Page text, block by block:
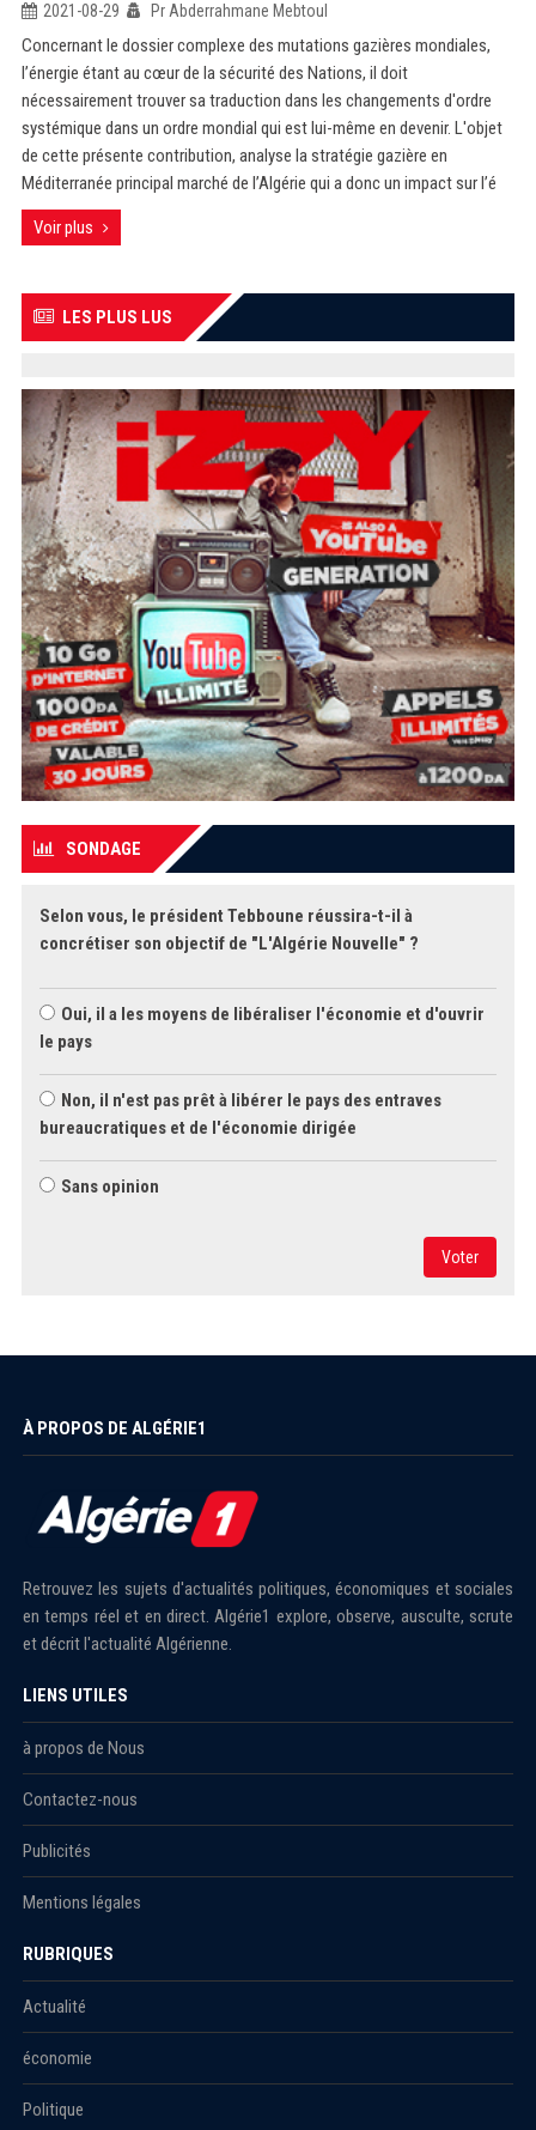
2021-08-29 Pr Abderrahmane Mebtoul
Concernant le dossier complexe des mutations gazières mondiales,
l’énergie étant au cœur de la sécurité des Nations, il doit
nécessairement trouver sa traduction dans les changements d'ordre
systémique dans un ordre mondial qui est lui-même en devenir. L'objet
de cette présente contribution, analyse la stratégie gazière en
Méditerranée principal marché de l’Algérie qui a donc un impact sur l’é
Voir plus
LES PLUS LUS
SONDAGE
Selon vous, le président Tebboune réussira-t-il à
concrétiser son objectif de "L'Algérie Nouvelle" ?
Oui, il a les moyens de libéraliser l'économie et d'ouvrir
le pays
Non, il n'est pas prêt à libérer le pays des entraves
bureaucratiques et de l'économie dirigée
Sans opinion
Voter
À PROPOS DE ALGÉRIE1
Retrouvez les sujets d'actualités politiques, économiques et sociales
en temps réel et en direct. Algérie1 explore, observe, ausculte, scrute
et décrit l'actualité Algérienne.
LIENS UTILES
à propos de Nous
Contactez-nous
Publicités
Mentions légales
RUBRIQUES
Actualité
économie
Politique